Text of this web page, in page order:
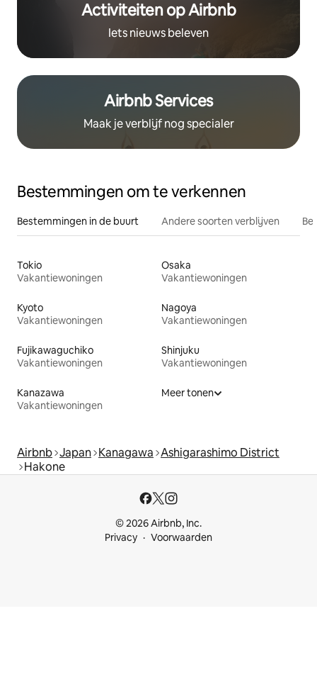
Activiteiten op Airbnb
Iets nieuws beleven
Airbnb Services
Maak je verblijf nog specialer
Bestemmingen om te verkennen
Bestemmingen in de buurt Andere soorten verblijven
Tokio
Vakantiewoningen
Osaka
Vakantiewoningen
Kyoto
Vakantiewoningen
Nagoya
Vakantiewoningen
Fujikawaguchiko
Vakantiewoningen
Shinjuku
Vakantiewoningen
Kanazawa
Vakantiewoningen
Meer tonen
Airbnb Japan Kanagawa Ashigarashimo District
Hakone
© 2026 Airbnb, Inc.
Privacy
Voorwaarden